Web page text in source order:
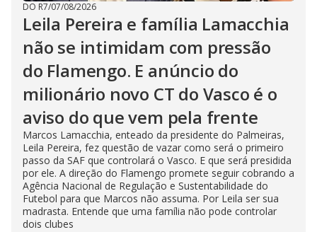
DO R7/07/08/2026
Leila Pereira e família Lamacchia
não se intimidam com pressão
do Flamengo. E anúncio do
milionário novo CT do Vasco é o
aviso do que vem pela frente
Marcos Lamacchia, enteado da presidente do Palmeiras,
Leila Pereira, fez questão de vazar como será o primeiro
passo da SAF que controlará o Vasco. E que será presidida
por ele. A direção do Flamengo promete seguir cobrando a
Agência Nacional de Regulação e Sustentabilidade do
Futebol para que Marcos não assuma. Por Leila ser sua
madrasta. Entende que uma família não pode controlar
dois clubes